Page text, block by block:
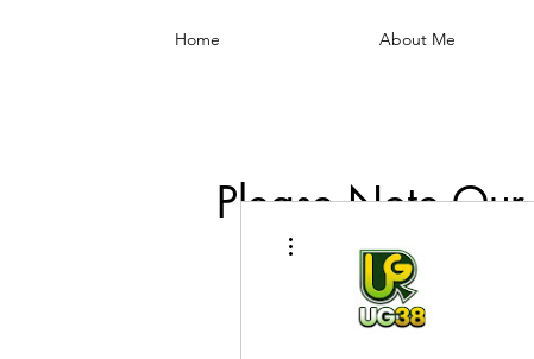
Home About Me
Please Note